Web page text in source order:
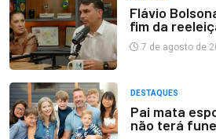
Flávio
fim da
7 de agosto de
DESTAQUES
Pai mata
não terá